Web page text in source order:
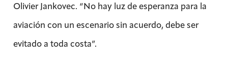
Olivier Jankovec. “No hay luz de esperanza para la
aviación con un escenario sin acuerdo, debe ser
evitado a toda costa”.